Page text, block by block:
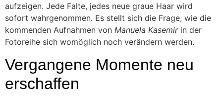
aufzeigen. Jede Falte, jedes neue graue Haar wird
sofort wahrgenommen. Es stellt sich die Frage, wie die
kommenden Aufnahmen von Manuela Kasemirin der
Fotoreihe sich womöglich noch verändern werden.
Vergangene Momente neu
erschaffen